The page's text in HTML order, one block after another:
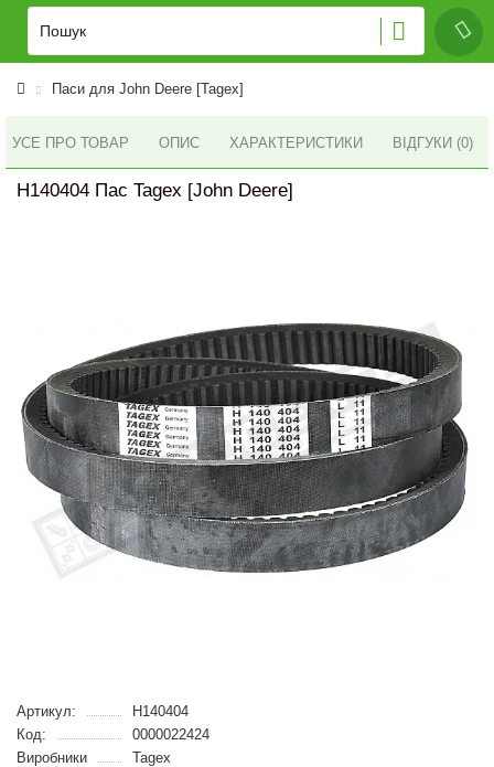
Паси для John Deere [Tagex]
УСЕ ПРО ТОВАР ОПИС ХАРАКТЕРИСТИКИ ВІДГУКИ (0)
H140404 Пас Tagex [John Deere]
Артикул:
H140404
Код:
0000022424
Виробники
Tagex